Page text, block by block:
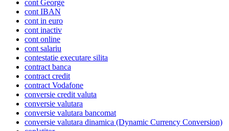
cont George
cont IBAN
cont in euro
cont inactiv
cont online
cont salariu
contestatie executare silita
contract banca
contract credit
contract Vodafone
conversie credit valuta
conversie valutara
conversie valutara bancomat
conversie valutara dinamica (Dynamic Currency Conversion)